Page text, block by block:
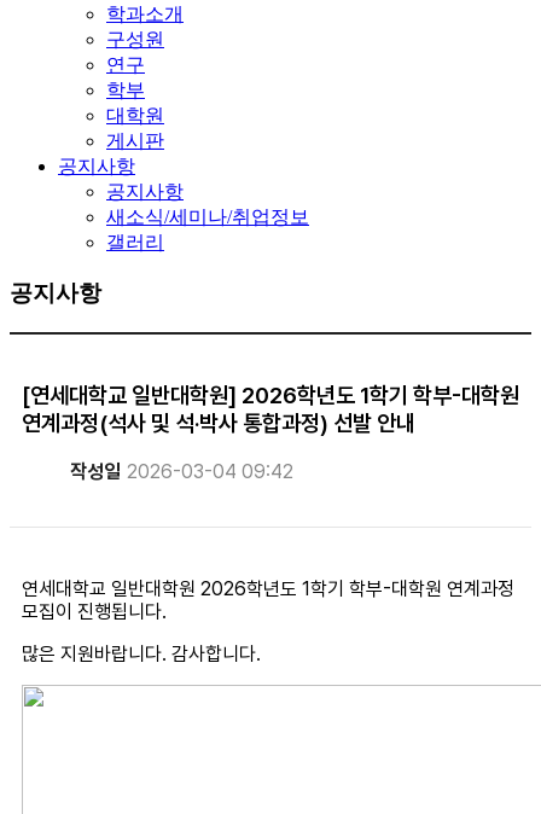
학과소개
구성원
연구
학부
대학원
게시판
공지사항
공지사항
새소식/세미나/취업정보
갤러리
공지사항
[연세대학교 일반대학원] 2026학년도 1학기 학부-대학원
연계과정(석사 및 석·박사 통합과정) 선발 안내
작성일 2026-03-04 09:42
연세대학교 일반대학원 2026학년도 1학기 학부-대학원 연계과정
모집이 진행됩니다.
많은 지원바랍니다. 감사합니다.